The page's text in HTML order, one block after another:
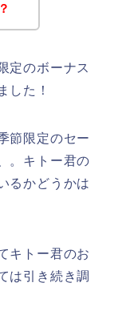
定のボーナス
した！
節限定のセー
。キトー君の
るかどうかは
キトー君のお
は引き続き調